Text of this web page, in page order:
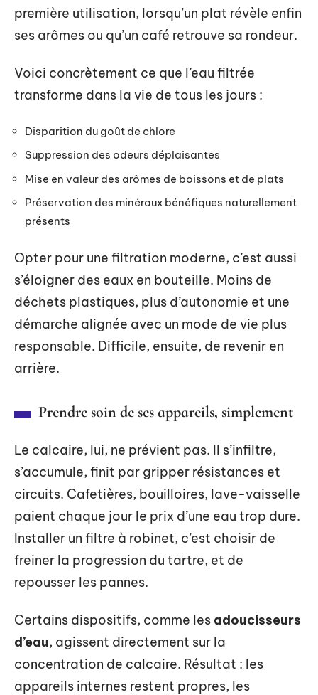
première utilisation, lorsqu’un plat révèle enfin
ses arômes ou qu’un café retrouve sa rondeur.
Voici concrètement ce que l’eau filtrée
transforme dans la vie de tous les jours :
Disparition du goût de chlore
Suppression des odeurs déplaisantes
Mise en valeur des arômes de boissons et de plats
Préservation des minéraux bénéfiques naturellement
présents
Opter pour une filtration moderne, c’est aussi
s’éloigner des eaux en bouteille. Moins de
déchets plastiques, plus d’autonomie et une
démarche alignée avec un mode de vie plus
responsable. Difficile, ensuite, de revenir en
arrière.
Prendre soin de ses appareils, simplement
Le calcaire, lui, ne prévient pas. Il s’infiltre,
s’accumule, finit par gripper résistances et
circuits. Cafetières, bouilloires, lave-vaisselle
paient chaque jour le prix d’une eau trop dure.
Installer un filtre à robinet, c’est choisir de
freiner la progression du tartre, et de
repousser les pannes.
Certains dispositifs, comme les adoucisseurs
d’eau, agissent directement sur la
concentration de calcaire. Résultat : les
appareils internes restent propres, les